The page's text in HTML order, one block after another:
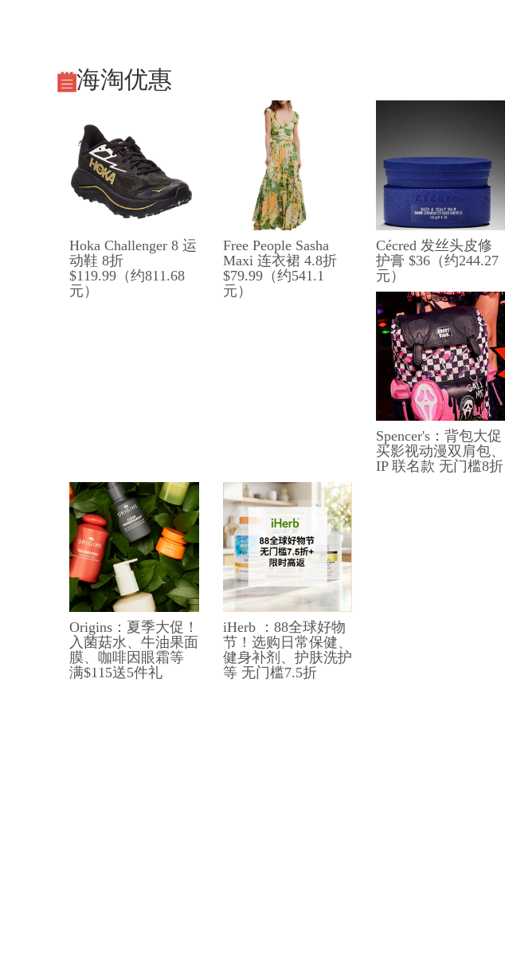
海淘优惠
Hoka Challenger 8 运
动鞋 8折
$119.99（约811.68
元）
Free People Sasha
Maxi 连衣裙 4.8折
$79.99（约541.1
元）
Cécred 发丝头皮修
护膏 $36（约244.27
元）
Spencer's：背包大促
买影视动漫双肩包、​​
IP 联名款 无门槛8折
Origins：夏季大促！
入菌菇水、牛油果面
膜、咖啡因眼霜等
满$115送5件礼
iHerb ：88全球好物
节！选购日常保健、
健身补剂、护肤洗护
等 无门槛7.5折